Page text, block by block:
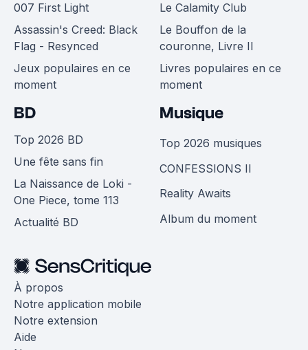
007 First Light
Assassin's Creed: Black
Flag - Resynced
Jeux populaires en ce
moment
Le Calamity Club
Le Bouffon de la
couronne, Livre II
Livres populaires en ce
moment
BD
Top 2026 BD
Une fête sans fin
La Naissance de Loki -
One Piece, tome 113
Actualité BD
Musique
Top 2026 musiques
CONFESSIONS II
Reality Awaits
Album du moment
À propos
Notre application mobile
Notre extension
Aide